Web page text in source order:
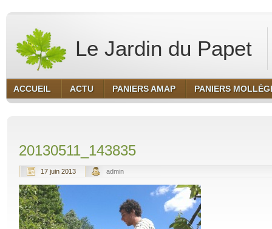
Le Jardin du Papet
ACCUEIL ACTU PANIERS AMAP PANIERS
20130511_143835
17 juin 2013 admin